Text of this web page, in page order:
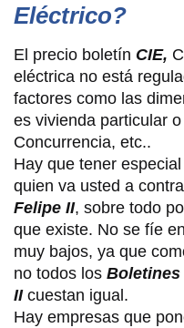
Eléctrico?
El precio boletín CIE,
eléctrica no está
factores como las
es vivienda particular
Concurrencia, etc..
Hay que tener
quien va usted a
Felipe II, sobre todo
que existe. No se fíe
muy bajos, ya que
no todos los
II cuestan igual.
Hay empresas que